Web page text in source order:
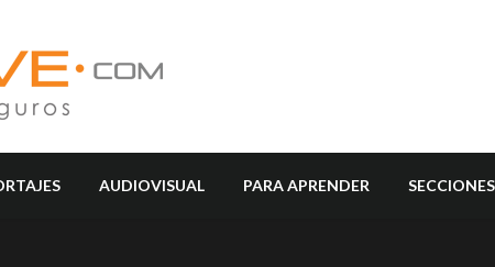
AUDIOVISUAL PARA APRENDER SECCIONES